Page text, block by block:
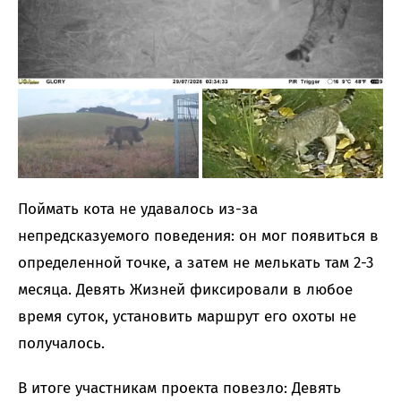
Поймать кота не удавалось из-за
непредсказуемого поведения: он мог появиться в
определенной точке, а затем не мелькать там 2-3
месяца. Девять Жизней фиксировали в любое
время суток, установить маршрут его охоты не
получалось.
В итоге участникам проекта повезло: Девять